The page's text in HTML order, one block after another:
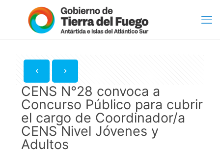
CENS N°28 convoca a
Concurso Público para cubrir
el cargo de Coordinador/a
CENS Nivel Jóvenes y
Adultos